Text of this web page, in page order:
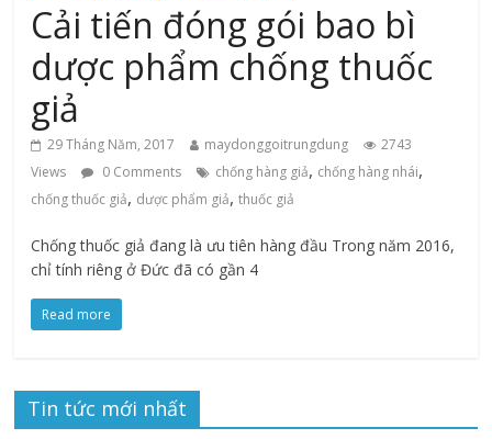
Cải tiến đóng gói bao bì
dược phẩm chống thuốc
giả
29 Tháng Năm, 2017 maydonggoitrungdung
2743
Views
0 Comments chống hàng giả, chống hàng nhái,
chống thuốc giả, dược phẩm giả,thuốc giả
Chống thuốc giả đang là ưu tiên hàng đầu Trong năm 2016,
chỉ tính riêng ở Đức đã có gần 4
Read more
Tin tức mới nhất